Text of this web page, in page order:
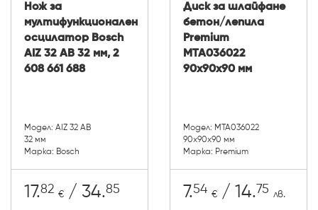
Нож за
мултифункционален
осцилатор Bosch
AIZ 32 AB 32 мм, 2
608 661 688
Модел: AIZ 32 AB
32 мм
Марка: Bosch
17.82 € / 34.85
Диск за шлайфане
бетон/лепила
Premium
MTA036022
90х90х90 мм
Модел: MTA036022
90х90х90 мм
Марка: Premium
7.54 € / 14.75 лв.